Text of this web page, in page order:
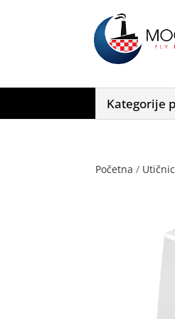
Kategorije
Početna /